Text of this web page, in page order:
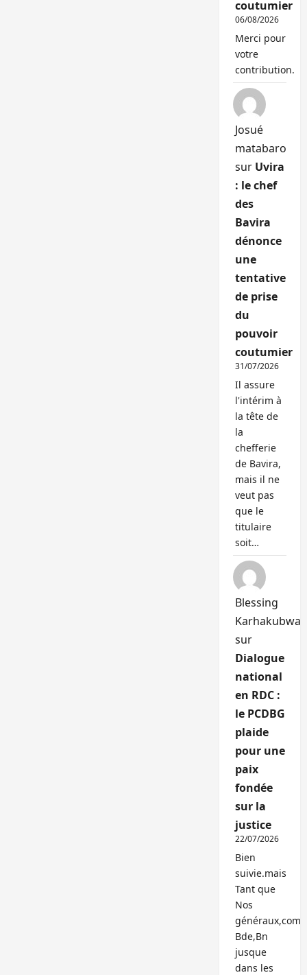
coutumier
06/08/2026
Merci pour
votre
contribution.
Josué
matabaro
sur Uvira
: le chef
des
Bavira
dénonce
une
tentative
de prise
du
pouvoir
coutumier
31/07/2026
Il assure
l'intérim à
la tête de
la
chefferie
de Bavira,
mais il ne
veut pas
que le
titulaire
soit…
Blessing
Karhakubwa
sur
Dialogue
national
en RDC :
le PCDBG
plaide
pour une
paix
fondée
sur la
justice
22/07/2026
Bien
suivie.mais
Tant que
Nos
généraux,com
Bde,Bn
jusque
dans les